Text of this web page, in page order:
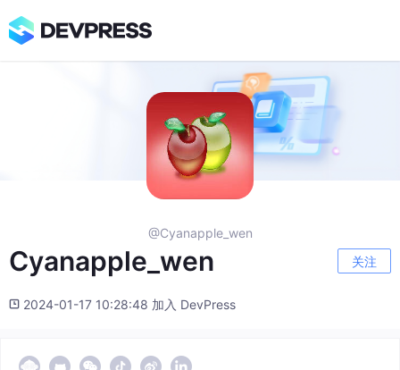
@Cyanapple_wen
Cyanapple_wen 关注
2024-01-17 10:28:48 加入 DevPress